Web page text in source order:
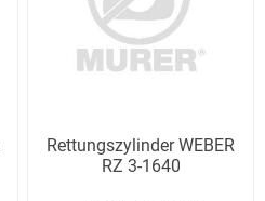
Rettungszylinder WEBER
RZ 3-1640